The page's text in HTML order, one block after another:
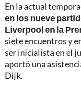
En la actual
en los nueve
Liverpool en la
siete encuentros y
ser inicialista en el
aportó una
Dijk.